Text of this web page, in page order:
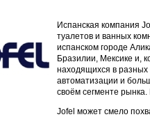
Испанская компания
туалетов и ванных
испанском городе
Бразилии, Мексике и,
находящихся в
автоматизации и
своём сегменте
Jofel может смело